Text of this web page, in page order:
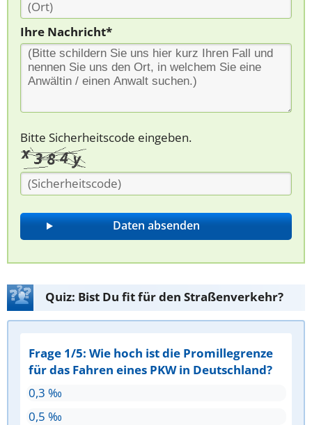
Ihre Nachricht*
Bitte Sicherheitscode eingeben.
Quiz: Bist Du fit für den Straßenverkehr?
Frage 1/5: Wie hoch ist die Promillegrenze
für das Fahren eines PKW in Deutschland?
0,3 ‰
0,5 ‰